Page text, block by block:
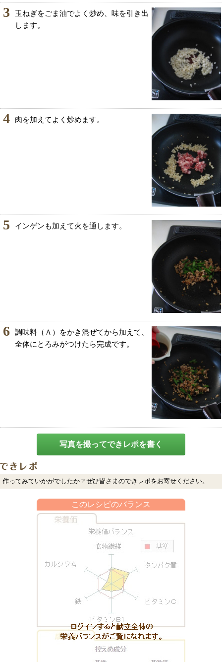
3
玉ねぎをごま油でよく炒め、味を引き出
します。
4 肉を加えてよく炒めます。
5 インゲンも加えて火を通します。
6
調味料（Ａ）をかき混ぜてから加えて、
全体にとろみがつけたら完成です。
写真を撮ってできレポを書く
作ってみていかがでしたか？ぜひ皆さまのできレポをお寄せください。
このレシピのバランス